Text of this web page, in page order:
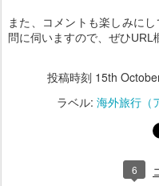
また、コメントも楽しみに
問に伺いますので、ぜひURL
投稿時刻 15th
ラベル: 海外旅行（
6